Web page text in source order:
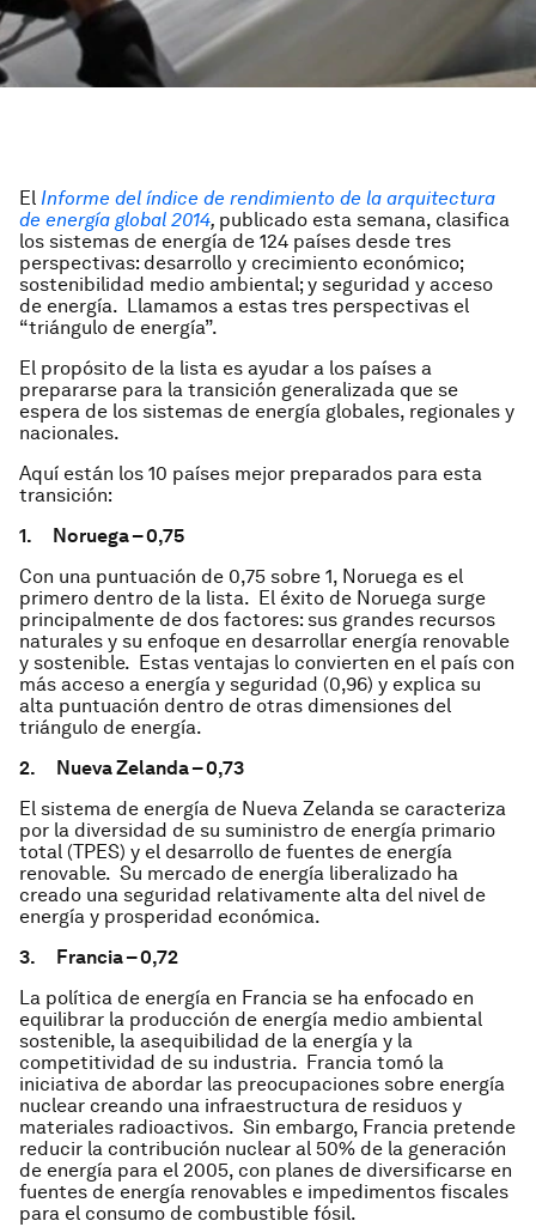
El Informe del índice de rendimiento de la arquitectura
de energía global 2014, publicado esta semana, clasifica
los sistemas de energía de 124 países desde tres
perspectivas: desarrollo y crecimiento económico;
sostenibilidad medio ambiental; y seguridad y acceso
de energía. Llamamos a estas tres perspectivas el
“triángulo de energía”.
El propósito de la lista es ayudar a los países a
prepararse para la transición generalizada que se
espera de los sistemas de energía globales, regionales y
nacionales.
Aquí están los 10 países mejor preparados para esta
transición:
1. Noruega – 0,75
Con una puntuación de 0,75 sobre 1, Noruega es el
primero dentro de la lista. El éxito de Noruega surge
principalmente de dos factores: sus grandes recursos
naturales y su enfoque en desarrollar energía renovable
y sostenible. Estas ventajas lo convierten en el país con
más acceso a energía y seguridad (0,96) y explica su
alta puntuación dentro de otras dimensiones del
triángulo de energía.
2. Nueva Zelanda – 0,73
El sistema de energía de Nueva Zelanda se caracteriza
por la diversidad de su suministro de energía primario
total (TPES) y el desarrollo de fuentes de energía
renovable. Su mercado de energía liberalizado ha
creado una seguridad relativamente alta del nivel de
energía y prosperidad económica.
3. Francia – 0,72
La política de energía en Francia se ha enfocado en
equilibrar la producción de energía medio ambiental
sostenible, la asequibilidad de la energía y la
competitividad de su industria. Francia tomó la
iniciativa de abordar las preocupaciones sobre energía
nuclear creando una infraestructura de residuos y
materiales radioactivos. Sin embargo, Francia pretende
reducir la contribución nuclear al 50% de la generación
de energía para el 2005, con planes de diversificarse en
fuentes de energía renovables e impedimentos fiscales
para el consumo de combustible fósil.